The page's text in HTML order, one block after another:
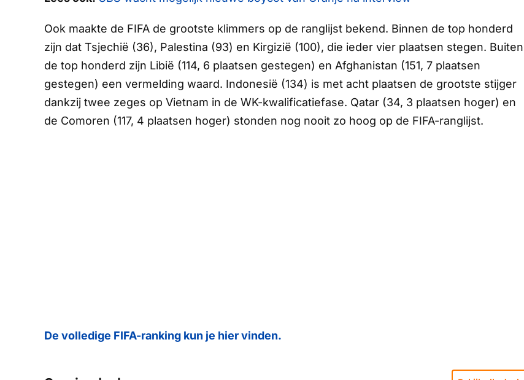
Ook maakte de FIFA de grootste klimmers op de ranglijst bekend. Binnen de top honderd
zijn dat Tsjechië (36), Palestina (93) en Kirgizië (100), die ieder vier plaatsen stegen. Buiten
de top honderd zijn Libië (114, 6 plaatsen gestegen) en Afghanistan (151, 7 plaatsen
gestegen) een vermelding waard. Indonesië (134) is met acht plaatsen de grootste stijger
dankzij twee zeges op Vietnam in de WK-kwalificatiefase. Qatar (34, 3 plaatsen hoger) en
de Comoren (117, 4 plaatsen hoger) stonden nog nooit zo hoog op de FIFA-ranglijst.
De volledige FIFA-ranking kun je hier vinden.